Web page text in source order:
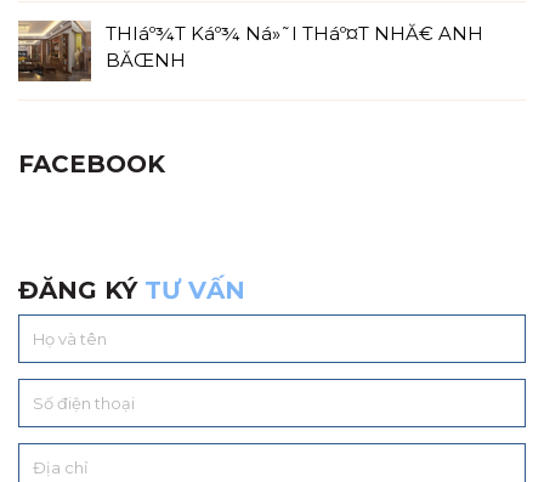
THIáº¾T Káº¾ Ná»˜I THáº¤T NHĂ€ ANH
BĂŒNH
FACEBOOK
ĐĂNG KÝ TƯ VẤN